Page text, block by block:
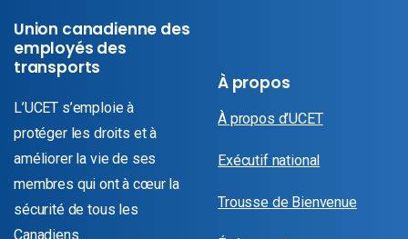
Union canadienne des
employés des
transports
L’UCET s’emploie à
protéger les droits et à
améliorer la vie de ses
membres qui ont à cœur la
sécurité de tous les
Canadiens.
À propos
À propos d’UCET
Exécutif national
Trousse de Bienvenue